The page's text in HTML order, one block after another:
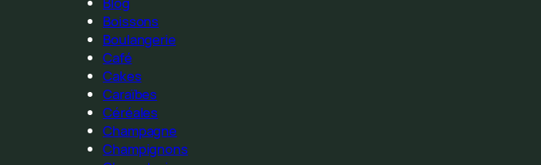
Boissons
Boulangerie
Café
Cakes
Caraïbes
Céréales
Champagne
Champignons